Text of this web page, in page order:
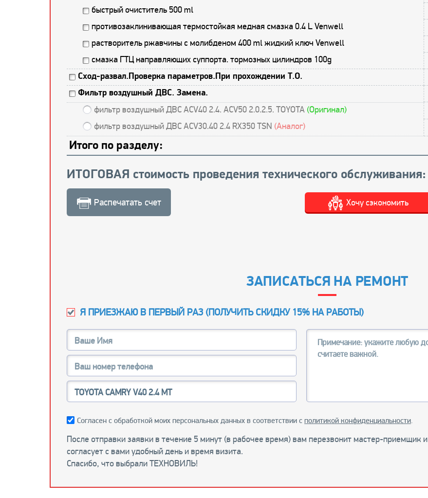
быстрый очиститель 500 ml
противозаклинивающая термостойкая медная смазка 0.4 L Venwell
растворитель ржавчины с молибденом 400 ml жидкий ключ Venwell
смазка ГТЦ направляющих суппорта. тормозных цилиндров 100g
Сход-развал.Проверка параметров.При прохождении Т.О.
Фильтр воздушный ДВС. Замена.
фильтр воздушный ДВС ACV40 2.4. ACV50 2.0.2.5. TOYOTA (Оригинал)
фильтр воздушный ДВС ACV30.40 2.4 RX350 TSN (Аналог)
Итого по разделу:
ИТОГОВАЯ стоимость проведения технического обслуживания:
Распечатать счет Хочу сэкономить
ЗАПИСАТЬСЯ НА РЕМОНТ
Я ПРИЕЗЖАЮ В ПЕРВЫЙ РАЗ (ПОЛУЧИТЬ СКИДКУ 15% НА РАБОТЫ)
Согласен с обработкой моих персональных данных в соответствии с политикой конфиденциальности.
После отправки заявки в течение 5 минут (в рабочее время) вам перезвонит мастер-приемщик и
согласует с вами удобный день и время визита.
Спасибо, что выбрали ТЕХНОВИЛЬ!